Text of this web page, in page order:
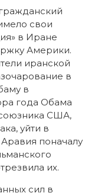
свои
в Иране
Америки.
иранской
в
в
года Обама
США,
уйти в
Аравия поначалу
их.
сил в